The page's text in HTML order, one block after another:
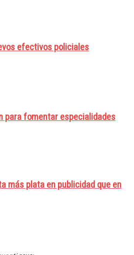
efectivos policiales
para fomentar especialidades
más plata en publicidad que en